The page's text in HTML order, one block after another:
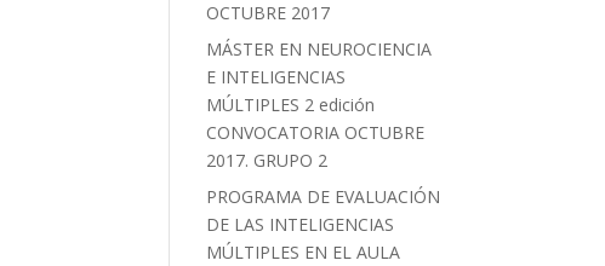
OCTUBRE 2017
MÁSTER EN NEUROCIENCIA
E INTELIGENCIAS
MÚLTIPLES 2 edición
CONVOCATORIA OCTUBRE
2017. GRUPO 2
PROGRAMA DE EVALUACIÓN
DE LAS INTELIGENCIAS
MÚLTIPLES EN EL AULA